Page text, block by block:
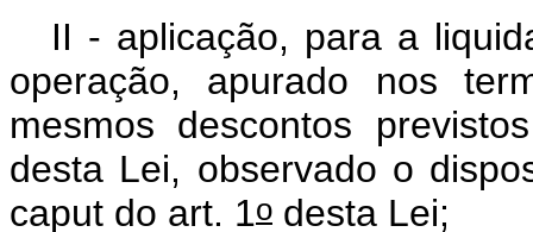
II - aplicação, para a
operação, apurado nos
mesmos descontos
desta Lei, observado o
caput do art. 1o desta Lei;